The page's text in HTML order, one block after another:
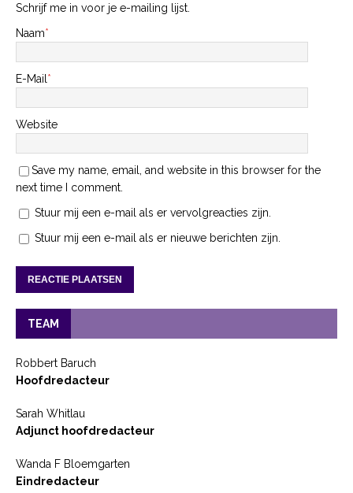
Schrijf me in voor je e-mailing lijst.
Naam*
E-Mail *
Website
Save my name, email, and website in this browser for the
next time I comment.
Stuur mij een e-mail als er vervolgreacties zijn.
Stuur mij een e-mail als er nieuwe berichten zijn.
TEAM
Robbert Baruch
Hoofdredacteur
Sarah Whitlau
Adjunct hoofdredacteur
Wanda F Bloemgarten
Eindredacteur